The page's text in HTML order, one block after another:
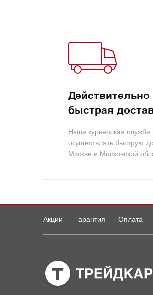
Действительно
быстрая
Наша курьерская служба
осуществлять быструю
Москве и Московской
Акции Гарантия Оплата